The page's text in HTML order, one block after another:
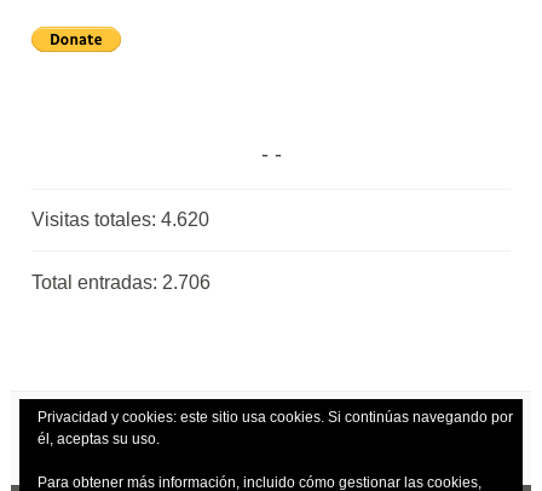
Visitas totales:4.620
Total entradas: 2.706
Privacidad y cookies: este sitio usa cookies. Si continúas navegando por
él, aceptas su uso.
Para obtener más información, incluido cómo gestionar las cookies,